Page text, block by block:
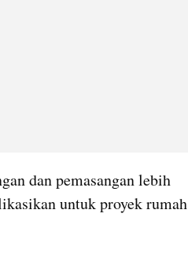
dan pemasangan lebih
untuk proyek rumah